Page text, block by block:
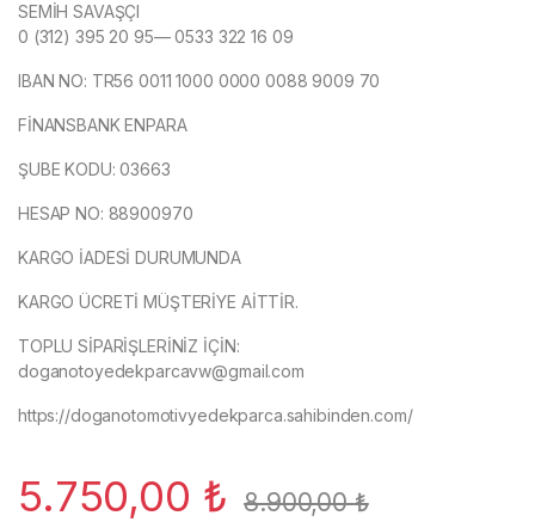
SEMİH SAVAŞÇI
0 (312) 395 20 95— 0533 322 16 09
IBAN NO: TR56 0011 1000 0000 0088 9009 70
FİNANSBANK ENPARA
ŞUBE KODU: 03663
HESAP NO: 88900970
KARGO İADESİ DURUMUNDA
KARGO ÜCRETİ MÜŞTERİYE AİTTİR.
TOPLU SİPARİŞLERİNİZ İÇİN:
doganotoyedekparcavw@gmail.com
https://doganotomotivyedekparca.sahibinden.com/
5.750,00 ₺ 8.900,00₺